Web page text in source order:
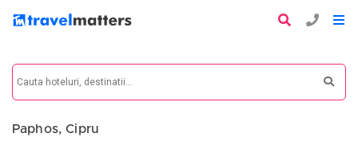
Paphos, Cipru